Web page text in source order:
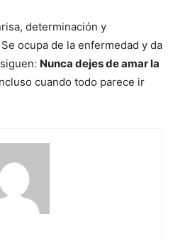
determinación y
Se ocupa de la enfermedad y da
Nunca dejes de amar la
cuando todo parece ir